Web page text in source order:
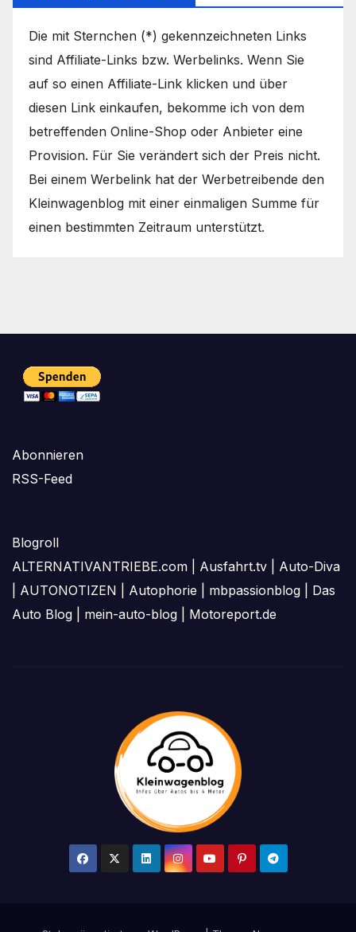
Die mit Sternchen (*) gekennzeichneten Links
sind Affiliate-Links bzw. Werbelinks. Wenn Sie
auf so einen Affiliate-Link klicken und über
diesen Link einkaufen, bekomme ich von dem
betreffenden Online-Shop oder Anbieter eine
Provision. Für Sie verändert sich der Preis nicht.
Bei einem Werbelink hat der Werbetreibende den
Kleinwagenblog mit einer einmaligen Summe für
einen bestimmten Zeitraum unterstützt.
Abonnieren
RSS-Feed
Blogroll
ALTERNATIVANTRIEBE.com
Ausfahrt.tv
Auto-Diva
AUTONOTIZEN Autophorie mbpassionblog
Das
Auto Blog
mein-auto-blog Motoreport.de